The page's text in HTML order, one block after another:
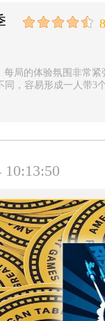
局的体验氛围非常
，容易形成一人带3
10:13:50